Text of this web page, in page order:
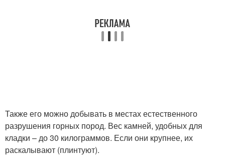
Также его можно добывать в местах естественного
разрушения горных пород. Вес камней, удобных для
кладки – до 30 килограммов. Если они крупнее, их
раскалывают (плинтуют).